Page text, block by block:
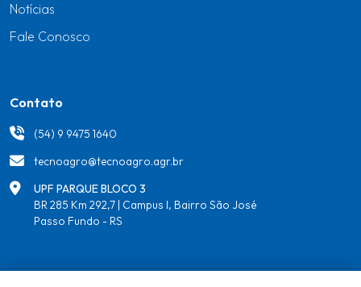
Notícias
Fale Conosco
Contato
(54) 9 9475 1640
tecnoagro@tecnoagro.agr.br
UPF PARQUE BLOCO 3
BR 285 Km 292,7 | Campus I, Bairro São José
Passo Fundo - RS